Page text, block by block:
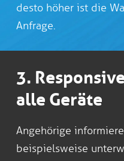
desto höher ist die
Anfrage.
3.
alle Geräte
Angehörige
beispielsweise